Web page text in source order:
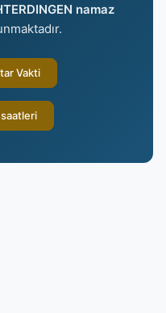
namaz
Vakti